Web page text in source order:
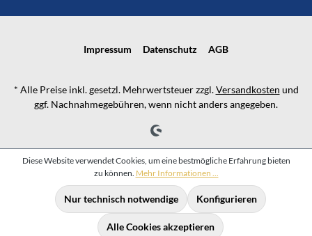
Impressum Datenschutz AGB
* Alle Preise inkl. gesetzl. Mehrwertsteuer zzgl.Versandkosten und
ggf. Nachnahmegebühren, wenn nicht anders angegeben.
Diese Website verwendet Cookies, um eine bestmögliche Erfahrung bieten
zu können. Mehr Informationen ...
Nur technisch notwendige Konfigurieren
Alle Cookies akzeptieren